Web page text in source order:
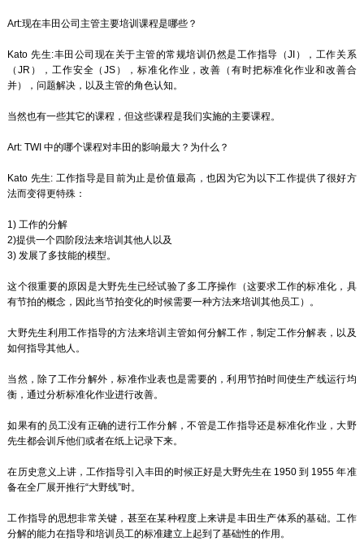
Art:现在丰田公司主管主要培训课程是哪些？
Kato 先生:丰田公司现在关于主管的常规培训仍然是工作指导（JI），工作关系
（JR），工作安全（JS），标准化作业，改善（有时把标准化作业和改善合
并），问题解决，以及主管的角色认知。
当然也有一些其它的课程，但这些课程是我们实施的主要课程。
Art: TWI 中的哪个课程对丰田的影响最大？为什么？
Kato 先生: 工作指导是目前为止是价值最高，也因为它为以下工作提供了很好方
法而变得更特殊：
1) 工作的分解
2)提供一个四阶段法来培训其他人以及
3) 发展了多技能的模型。
这个很重要的原因是大野先生已经试验了多工序操作（这要求工作的标准化，具
有节拍的概念，因此当节拍变化的时候需要一种方法来培训其他员工）。
大野先生利用工作指导的方法来培训主管如何分解工作，制定工作分解表，以及
如何指导其他人。
当然，除了工作分解外，标准作业表也是需要的，利用节拍时间使生产线运行均
衡，通过分析标准化作业进行改善。
如果有的员工没有正确的进行工作分解，不管是工作指导还是标准化作业，大野
先生都会训斥他们或者在纸上记录下来。
在历史意义上讲，工作指导引入丰田的时候正好是大野先生在 1950 到 1955 年准
备在全厂展开推行“大野线”时。
工作指导的思想非常关键，甚至在某种程度上来讲是丰田生产体系的基础。工作
分解的能力在指导和培训员工的标准建立上起到了基础性的作用。